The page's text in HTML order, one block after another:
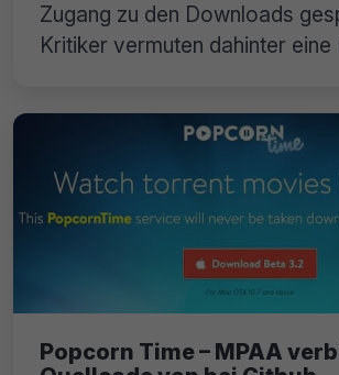
Zugang zu den Downloads
Kritiker vermuten dahinter eine
Popcorn Time – MPAA